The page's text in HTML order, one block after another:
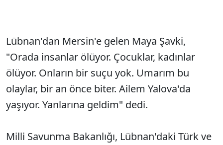
Lübnan'dan Mersin'e gelen Maya Şavki,
"Orada insanlar ölüyor. Çocuklar, kadınlar
ölüyor. Onların bir suçu yok. Umarım bu
olaylar, bir an önce biter. Ailem Yalova'da
yaşıyor. Yanlarına geldim" dedi.
Milli Savunma Bakanlığı, Lübnan'daki Türk ve